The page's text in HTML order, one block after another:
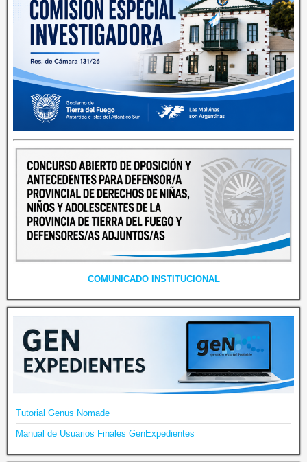
COMUNICADO INSTITUCIONAL
Tutorial Genus Nomade
Manual de Usuarios Finales GenExpedientes